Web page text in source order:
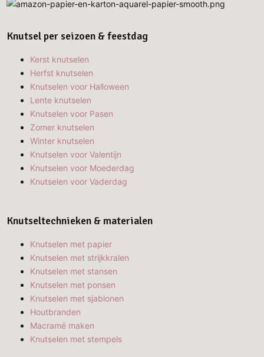
Knutsel per seizoen & feestdag
Kerst knutselen
Herfst knutselen
Knutselen voor Halloween
Lente knutselen
Knutselen voor Pasen
Zomer knutselen
Winter knutselen
Knutselen voor Valentijn
Knutselen voor Moederdag
Knutselen voor Vaderdag
Knutseltechnieken & materialen
Knutselen met papier
Knutselen met strijkkralen
Knutselen met stansen
Knutselen met ponsen
Knutselen met sjablonen
Houtbranden
Macramé maken
Knutselen met stempels